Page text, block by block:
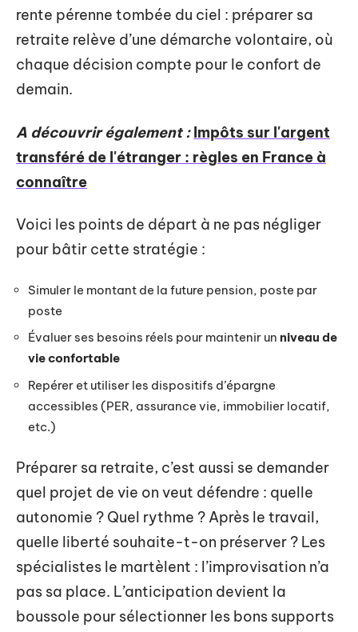
rente pérenne tombée du ciel : préparer sa
retraite relève d’une démarche volontaire, où
chaque décision compte pour le confort de
demain.
A découvrir également : Impôts sur l'argent
transféré de l'étranger : règles en France à
connaître
Voici les points de départ à ne pas négliger
pour bâtir cette stratégie :
Simuler le montant de la future pension, poste par
poste
Évaluer ses besoins réels pour maintenir un niveau de
vie confortable
Repérer et utiliser les dispositifs d’épargne
accessibles (PER, assurance vie, immobilier locatif,
etc.)
Préparer sa retraite, c’est aussi se demander
quel projet de vie on veut défendre : quelle
autonomie ? Quel rythme ? Après le travail,
quelle liberté souhaite-t-on préserver ? Les
spécialistes le martèlent : l’improvisation n’a
pas sa place. L’anticipation devient la
boussole pour sélectionner les bons supports